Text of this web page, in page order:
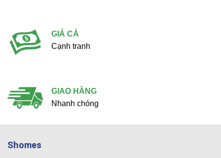
GIÁ CẢ
Cạnh tranh
GIAO HÀNG
Nhanh chóng
Shomes